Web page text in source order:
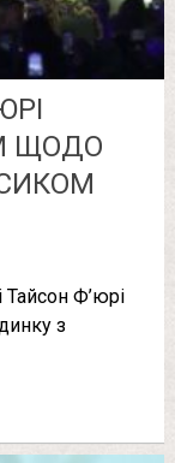
ЩОДО
Тайсон Ф’юрі
з